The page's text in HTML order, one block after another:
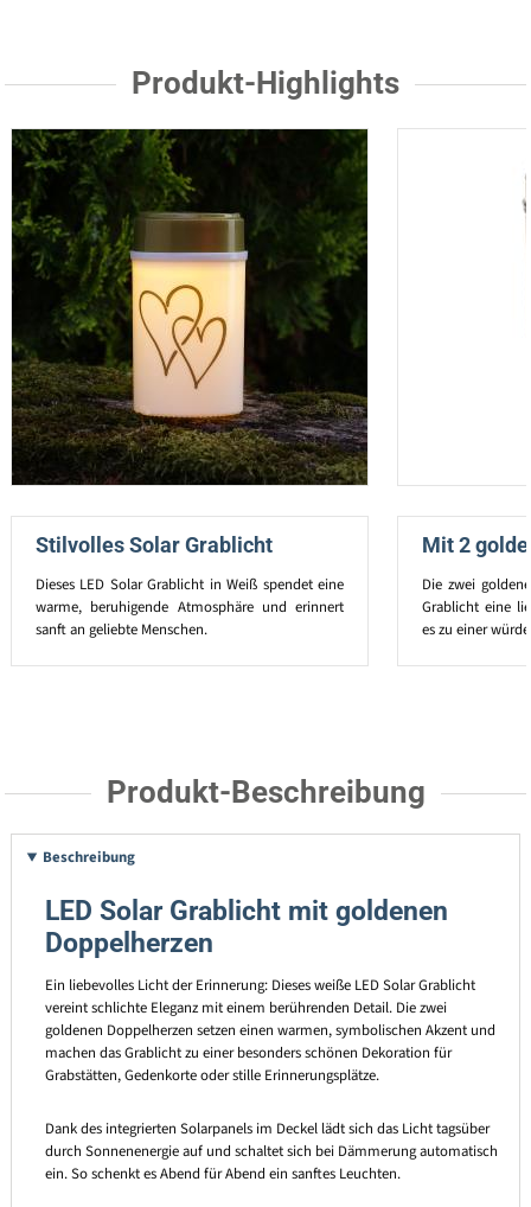
Produkt-Highlights
Stilvolles Solar Grablicht
Dieses LED Solar Grablicht in Weiß spendet eine
warme, beruhigende Atmosphäre und erinnert
sanft an geliebte Menschen.
Mit 2
Die zwei
Grablicht eine
es zu einer
Produkt-Beschreibung
Beschreibung
LED Solar Grablicht mit goldenen
Doppelherzen
Ein liebevolles Licht der Erinnerung: Dieses weiße LED Solar Grablicht
vereint schlichte Eleganz mit einem berührenden Detail. Die zwei
goldenen Doppelherzen setzen einen warmen, symbolischen Akzent und
machen das Grablicht zu einer besonders schönen Dekoration für
Grabstätten, Gedenkorte oder stille Erinnerungsplätze.
Dank des integrierten Solarpanels im Deckel lädt sich das Licht tagsüber
durch Sonnenenergie auf und schaltet sich bei Dämmerung automatisch
ein. So schenkt es Abend für Abend ein sanftes Leuchten.